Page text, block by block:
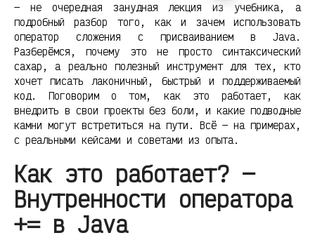
— не очередная занудная лекция из учебника, а
подробный разбор того, как и зачем использовать
оператор сложения с присваиванием в Java.
Разберёмся, почему это не просто синтаксический
сахар, а реально полезный инструмент для тех, кто
хочет писать лаконичный, быстрый и поддерживаемый
код. Поговорим о том, как это работает, как
внедрить в свои проекты без боли, и какие подводные
камни могут встретиться на пути. Всё — на примерах,
с реальными кейсами и советами из опыта.
Как это работает? —
Внутренности оператора
+= в Java